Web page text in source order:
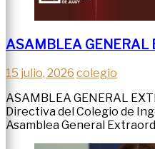
ASAMBLEA GENERAL
15 julio, 2026 colegio
ASAMBLEA GENERAL
Directiva del Colegio de
Asamblea General